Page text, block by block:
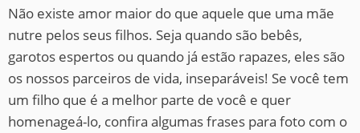
Não existe amor maior do que aquele que uma mãe
nutre pelos seus filhos. Seja quando são bebês,
garotos espertos ou quando já estão rapazes, eles são
os nossos parceiros de vida, inseparáveis! Se você tem
um filho que é a melhor parte de você e quer
homenageá-lo, confira algumas frases para foto com o